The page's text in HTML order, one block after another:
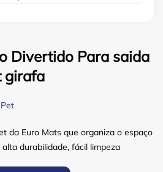
Divertido Para saida
girafa
Pet
da Euro Mats que organiza o espaço
durabilidade, fácil limpeza